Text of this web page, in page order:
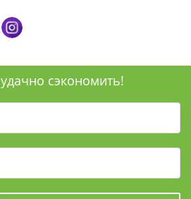
удачно сэкономить!